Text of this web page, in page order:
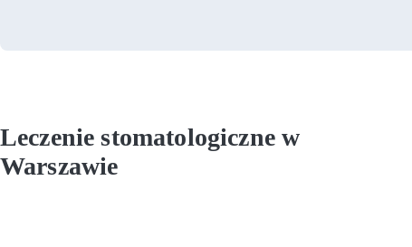
Leczenie stomatologiczne w
Warszawie